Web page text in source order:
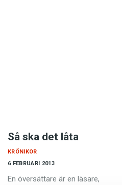
Så ska det låta
6 FEBRUARI 2013
KRÖNIKOR
En översättare är en läsare,